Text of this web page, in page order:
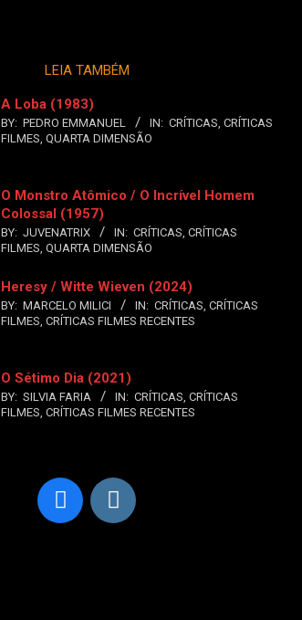
LEIA TAMBÉM
A Loba (1983)
BY: PEDRO EMMANUEL IN: CRÍTICAS, CRÍTICAS
FILMES, QUARTA DIMENSÃO
O Monstro Atômico / O Incrível Homem
Colossal (1957)
BY: JUVENATRIX IN: CRÍTICAS, CRÍTICAS
FILMES, QUARTA DIMENSÃO
Heresy / Witte Wieven (2024)
BY: MARCELO MILICI IN: CRÍTICAS, CRÍTICAS
FILMES, CRÍTICAS FILMES RECENTES
O Sétimo Dia (2021)
BY: SILVIA FARIA IN: CRÍTICAS, CRÍTICAS
FILMES, CRÍTICAS FILMES RECENTES